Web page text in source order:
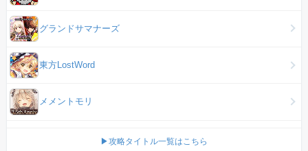
グランドサマナーズ
東方LostWord
メメントモリ
▶攻略タイトル一覧はこちら